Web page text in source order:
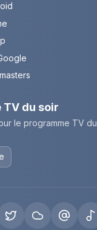
TV du soir
le programme TV du